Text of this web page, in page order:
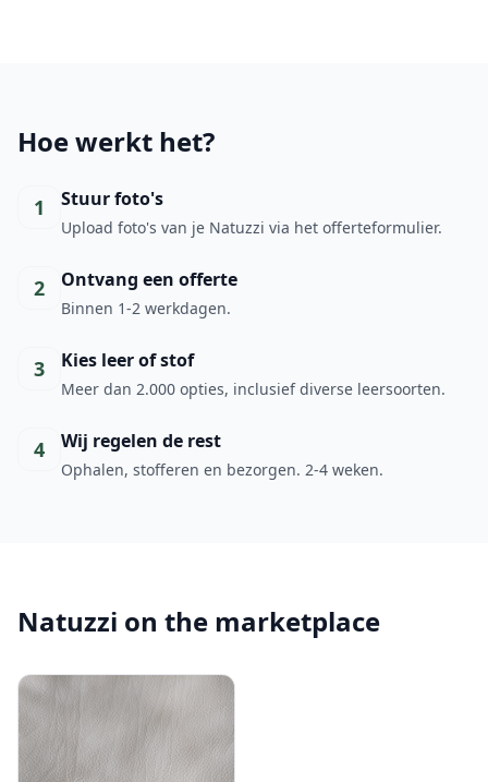
Hoe werkt het?
1 Stuur foto's
Upload foto's van je Natuzzi via het offerteformulier.
2 Ontvang een offerte
Binnen 1-2 werkdagen.
3 Kies leer of stof
Meer dan 2.000 opties, inclusief diverse leersoorten.
4 Wij regelen de rest
Ophalen, stofferen en bezorgen. 2-4 weken.
Natuzzi on the marketplace